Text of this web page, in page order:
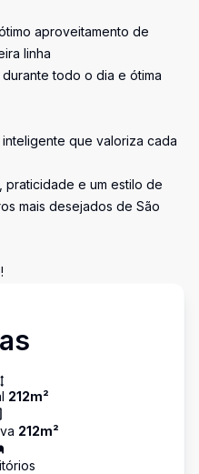
aproveitamento de
linha
todo o dia e ótima
que valoriza cada
praticidade e um estilo de
mais desejados de São
212m²
212m²
s